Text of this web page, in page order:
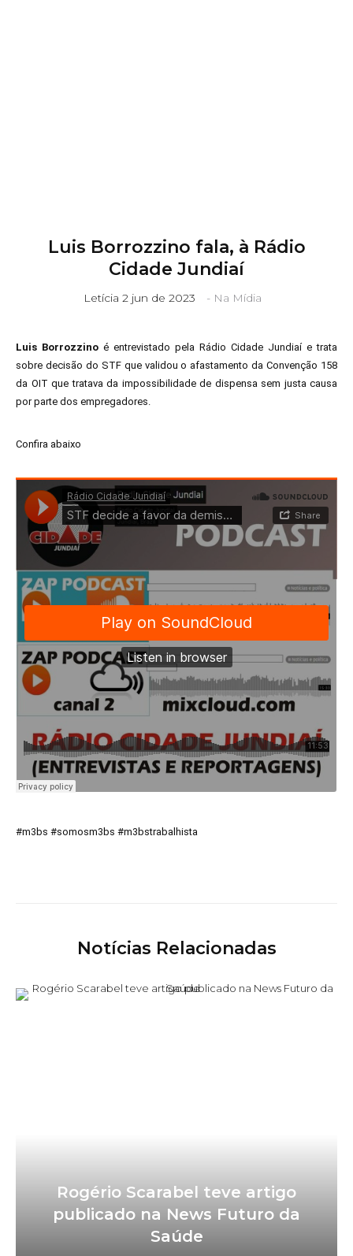
Luis Borrozzino fala, à Rádio
Cidade Jundiaí
Letícia 2 jun de 2023 - Na Mídia
Luis Borrozzino é entrevistado pela Rádio Cidade Jundiaí e trata
sobre decisão do STF que validou o afastamento da Convenção 158
da OIT que tratava da impossibilidade de dispensa sem justa causa
por parte dos empregadores.
Confira abaixo
#m3bs #somosm3bs #m3bstrabalhista
Notícias Relacionadas
Rogério Scarabel teve artigo
publicado na News Futuro da
Saúde